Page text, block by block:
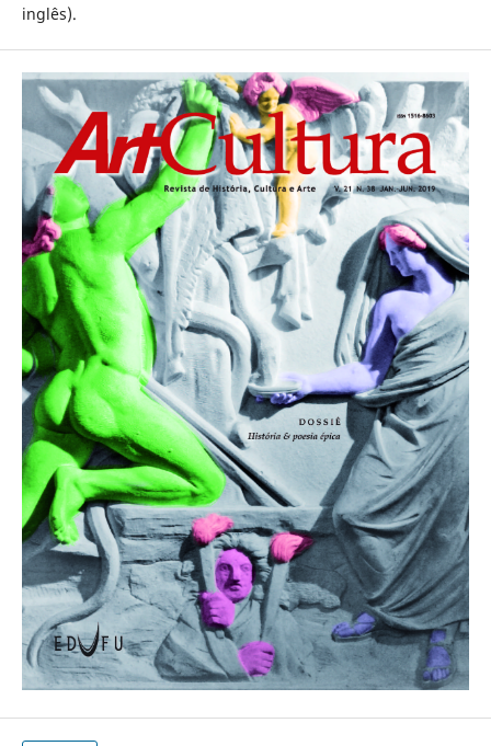
inglês).